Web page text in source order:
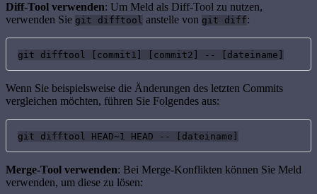
Diff-Tool verwenden: Um Meld als Diff-Tool zu nutzen,
verwenden Sie git difftool anstelle von git diff:
git difftool [commit1] [commit2] -- [dateiname]
Wenn Sie beispielsweise die Änderungen des letzten Commits
vergleichen möchten, führen Sie Folgendes aus:
git difftool HEAD~1 HEAD -- [dateiname]
Merge-Tool verwenden: Bei Merge-Konflikten können Sie Meld
verwenden, um diese zu lösen: